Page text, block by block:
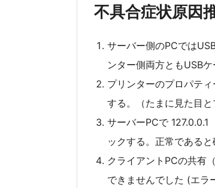
不具合症状原因
サーバー側のPCでは
ンター側両方ともUSB
プリンターのプロパテ
する。（たまに見た目
サーバーPCで 127.0.0.1
ックする。正常であると
クライアントPCの共有
できませんでした (エ